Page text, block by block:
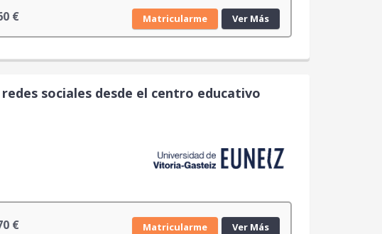
€ Matricularme Ver Más
sociales desde el centro educativo
€ Matricularme Ver Más